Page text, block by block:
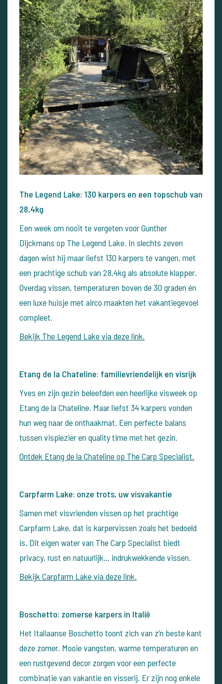
The Legend Lake: 130 karpers en een topschub van
28,4kg
Een week om nooit te vergeten voor Gunther
Dijckmans op The Legend Lake. In slechts zeven
dagen wist hij maar liefst 130 karpers te vangen, met
een prachtige schub van 28,4kg als absolute klapper.
Overdag vissen, temperaturen boven de 30 graden én
een luxe huisje met airco maakten het vakantiegevoel
compleet.
Bekijk The Legend Lake via deze link.
Etang de la Chateline: familievriendelijk en visrijk
Yves en zijn gezin beleefden een heerlijke visweek op
Etang de la Chateline. Maar liefst 34 karpers vonden
hun weg naar de onthaakmat. Een perfecte balans
tussen visplezier en quality time met het gezin.
Ontdek Etang de la Chateline op The Carp Specialist.
Carpfarm Lake: onze trots, uw visvakantie
Samen met visvrienden vissen op het prachtige
Carpfarm Lake, dat is karpervissen zoals het bedoeld
is. Dit eigen water van The Carp Specialist biedt
privacy, rust en natuurlijk… indrukwekkende vissen.
Bekijk Carpfarm Lake via deze link.
Boschetto: zomerse karpers in Italië
Het Italiaanse Boschetto toont zich van z’n beste kant
deze zomer. Mooie vangsten, warme temperaturen en
een rustgevend decor zorgen voor een perfecte
combinatie van vakantie en visserij. Er zijn nog enkele